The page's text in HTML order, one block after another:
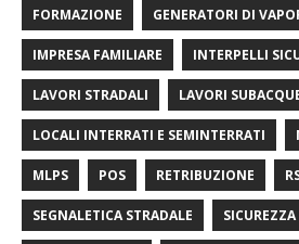
FORMAZIONE GENERATORI DI
IMPRESA FAMILIARE INTERPELLI
LAVORI STRADALI LAVORI
LOCALI INTERRATI E SEMINTERRATI
MLPS POS RETRIBUZIONE
SEGNALETICA STRADALE